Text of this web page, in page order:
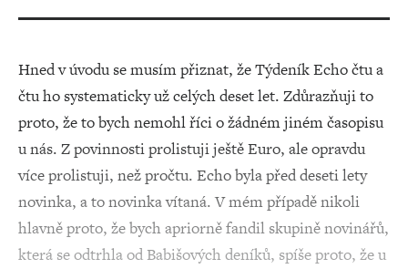
Hned v úvodu se musím přiznat, že Týdeník Echo čtu a
čtu ho systematicky už celých deset let. Zdůrazňuji to
proto, že to bych nemohl říci o žádném jiném časopisu
u nás. Z povinnosti prolistuji ještě Euro, ale opravdu
více prolistuji, než pročtu. Echo byla před deseti lety
novinka, a to novinka vítaná. V mém případě nikoli
hlavně proto, že bych apriorně fandil skupině novinářů,
která se odtrhla od Babišových deníků, spíše proto, že u